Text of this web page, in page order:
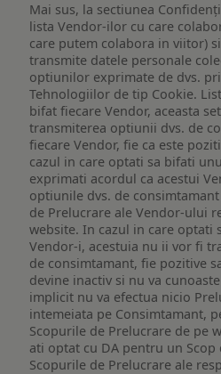
Mai sus, la sectiunea
lista Vendor-ilor cu care
care putem colabora in viitor)
transmite datele personale
optiunilor exprimate de dvs.
Tehnologiilor de tip Cookie.
bifat fiecare Vendor, aceasta
transmiterea optiunii dvs. de
fiecare Vendor, fie ca este
cazul in care optati sa bifati
exprimati acordul ca acestui
optiunile dvs. de
de Prelucrare ale Vendor-ului
website. In cazul in care optati
Vendor-i, acestuia nu ii vor fi
de consimtamant, fie pozitive
devine inactiv si nu va
implicit nu va efectua nicio
intemeiata pe Consimtamant,
Scopurile de Prelucrare de pe
ati optat cu DA pentru un
Scopurile de Prelucrare ale